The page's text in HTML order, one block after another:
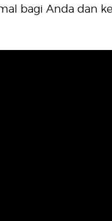
bagi Anda dan